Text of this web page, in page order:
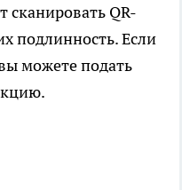
сканировать QR-
подлинность. Если
можете подать